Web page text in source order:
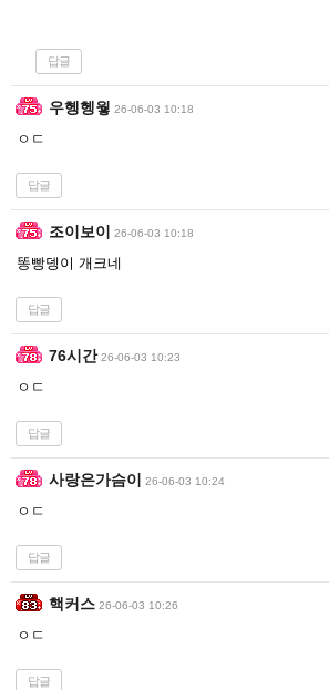
답글
우헹헹웧 26-06-03 10:18
ㅇㄷ
답글
조이보이 26-06-03 10:18
똥빵뎅이 개크네
답글
76시간 26-06-03 10:23
ㅇㄷ
답글
사랑은가슴이 26-06-03 10:24
ㅇㄷ
답글
핵커스 26-06-03 10:26
ㅇㄷ
답글